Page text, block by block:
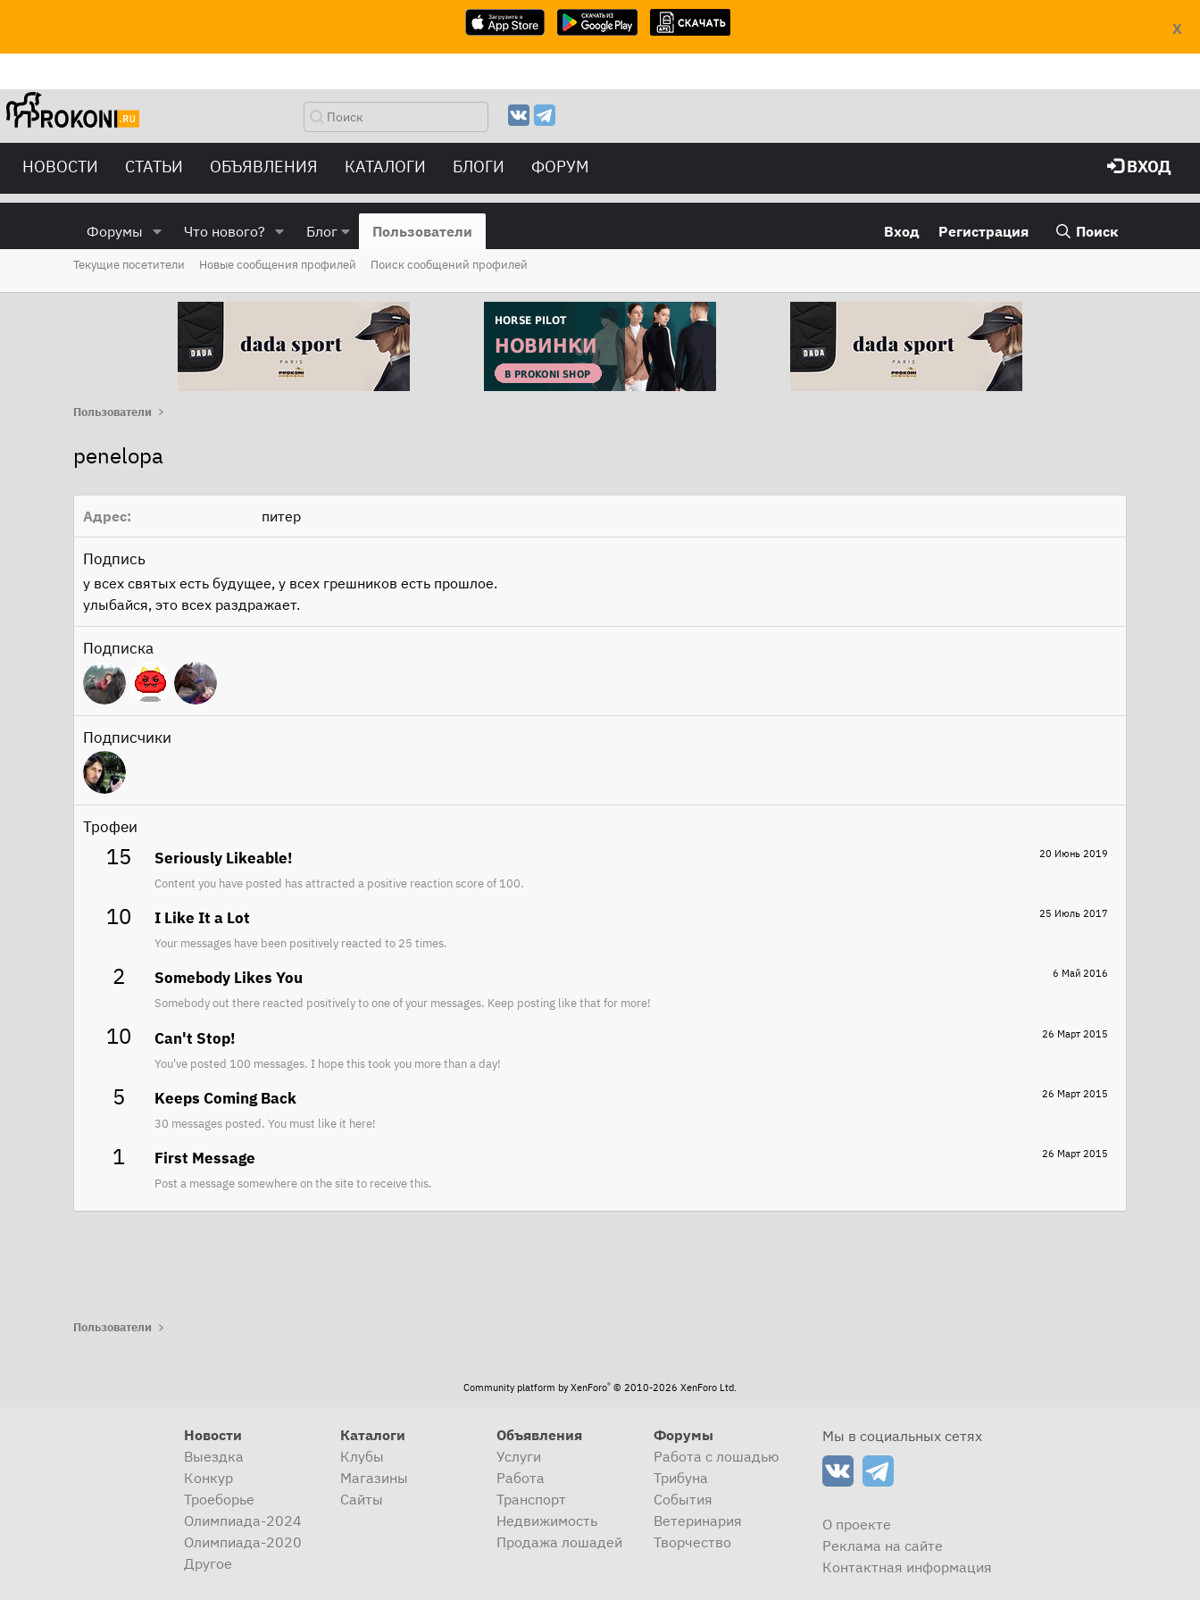
X
НОВОСТИ СТАТЬИ ОБЪЯВЛЕНИЯ КАТАЛОГИ БЛОГИ ФОРУМ ВХОД
Форумы Что нового? Блог Пользователи Вход Регистрация Поиск
Текущие посетители Новые сообщения профилей Поиск сообщений профилей
Пользователи
penelopa
Адрес питер
Подпись
у всех святых есть будущее, у всех грешников есть прошлое.
улыбайся, это всех раздражает.
Подписка
Подписчики
Трофеи
15 20 Июнь 2019
Seriously Likeable!
Content you have posted has attracted a positive reaction score of 100.
10 25 Июль 2017
I Like It a Lot
Your messages have been positively reacted to 25 times.
2 6 Май 2016
Somebody Likes You
Somebody out there reacted positively to one of your messages. Keep posting like that for more!
10 26 Март 2015
Can't Stop!
You've posted 100 messages. I hope this took you more than a day!
5 26 Март 2015
Keeps Coming Back
30 messages posted. You must like it here!
1 26 Март 2015
First Message
Post a message somewhere on the site to receive this.
Пользователи
Community platform by XenForo® © 2010-2026 XenForo Ltd.
Новости
Выездка
Конкур
Троеборье
Олимпиада-2024
Олимпиада-2020
Другое
Каталоги
Клубы
Магазины
Сайты
Объявления
Услуги
Работа
Транспорт
Недвижимость
Продажа лошадей
Форумы
Работа с лошадью
Трибуна
События
Ветеринария
Творчество
Мы в социальных сетях
О проекте
Реклама на сайте
Контактная информация